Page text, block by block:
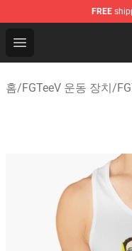
FREE
Open menu
FGTeeV Store -
홈/FGTeeV 운동 장치/